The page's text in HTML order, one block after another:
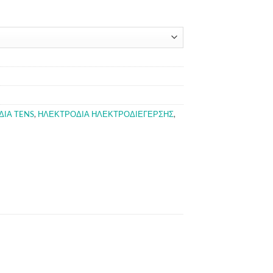
TENS, ΗΛΕΚΤΡΟΔΙΑ ΗΛΕΚΤΡΟΔΙΕΓΕΡΣΗΣ,